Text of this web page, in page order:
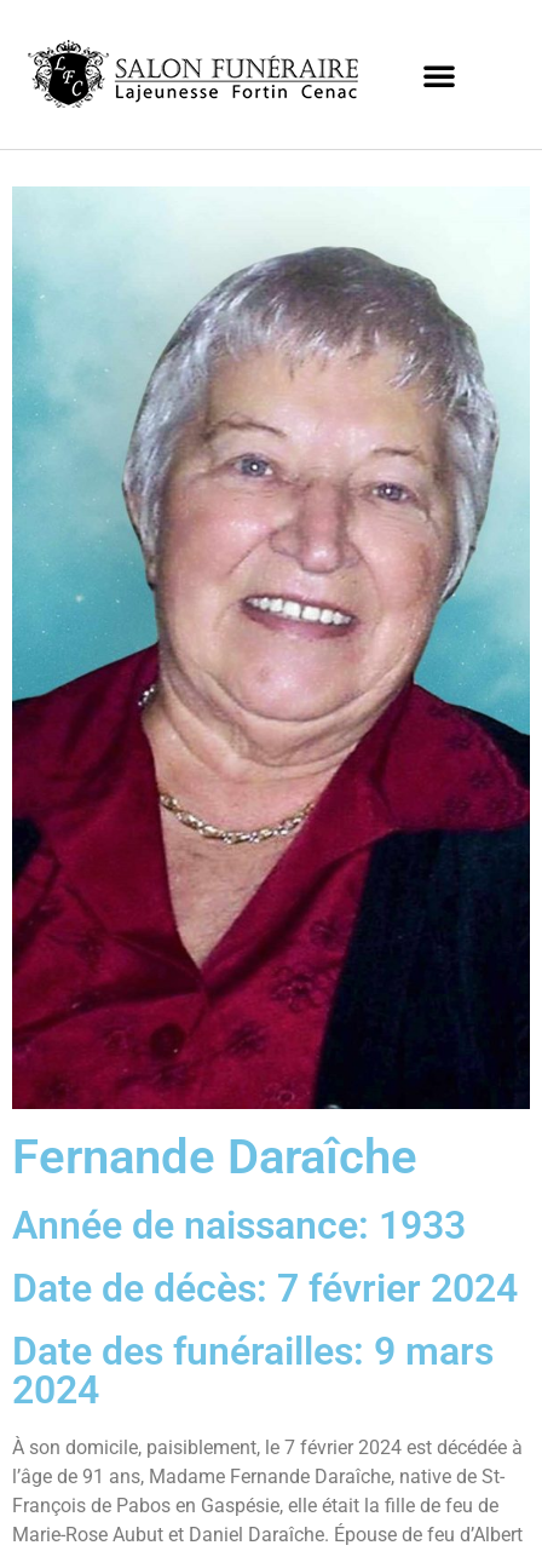
Fernande Daraîche
Année de naissance: 1933
Date de décès: 7 février 2024
Date des funérailles: 9 mars
2024
À son domicile, paisiblement, le 7 février 2024 est décédée à
l’âge de 91 ans, Madame Fernande Daraîche, native de St-
François de Pabos en Gaspésie, elle était la fille de feu de
Marie-Rose Aubut et Daniel Daraîche. Épouse de feu d’Albert